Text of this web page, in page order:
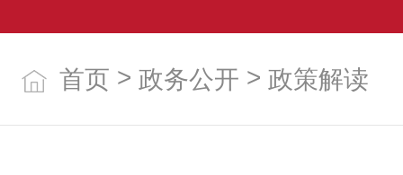
首页 > 政务公开 > 政策解读